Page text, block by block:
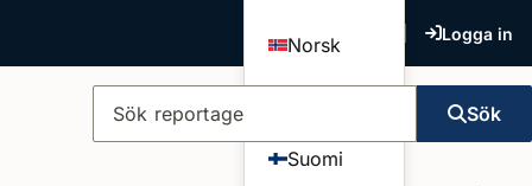
Norsk
Suomi
Logga in
Sök reportage
Sök